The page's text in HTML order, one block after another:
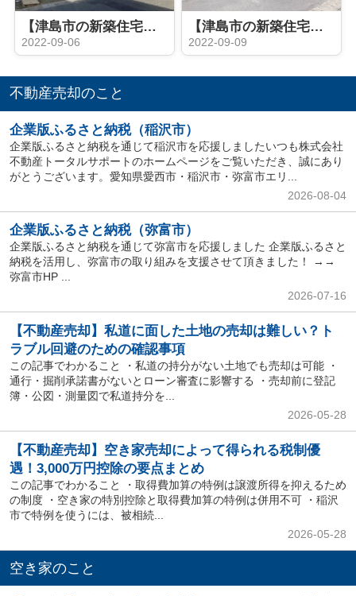
【津島市の新築住宅】グローバルガーデン津島市江西町 全６棟
2022-09-06
【津島市の新築住宅】 津島市瑠璃小路町 全1棟
2022-09-09
不動産売却のこと
企業版ふるさと納税（稲沢市）
企業版ふるさと納税を通じて稲沢市を応援しましたいつも株式会社
不動産トータルサポートのホームページをご覧いただき、誠にあり
がとうございます。愛知県愛西市・稲沢市・弥富市エリ...
2026-08-04
企業版ふるさと納税（弥富市）
企業版ふるさと納税を通じて弥富市を応援しました 企業版ふるさと
納税を活用し、弥富市の取り組みを支援させて頂きました！ →→
弥富市HP ...
2026-07-16
【不動産売却】私道に面した土地の売却は難しい？ト
ラブル回避のための確認事項
この記事でわかること ・私道の持分がない土地でも売却は可能 ・
通行・掘削承諾書がないとローン審査に影響する ・売却前に登記
簿・公図・測量図で私道持分を...
2026-05-28
【不動産売却】空き家売却によって得られる税制優
遇！3,000万円控除の要点まとめ
この記事でわかること ・取得費加算の特例は譲渡所得を抑えるため
の制度 ・空き家の特別控除と取得費加算の特例は併用不可 ・稲沢
市で特例を使うには、被相続...
2026-05-28
空き家のこと